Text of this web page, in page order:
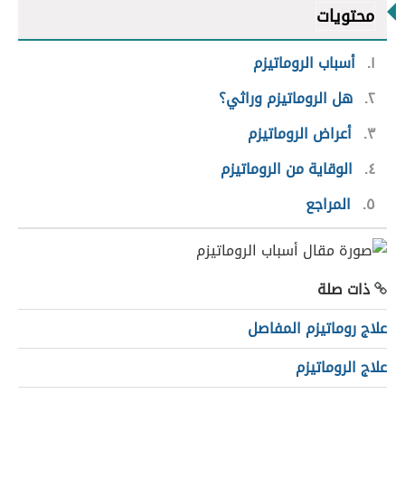
محتويات
١ أسباب الروماتيزم
٢ هل الروماتيزم وراثي؟
٣ أعراض الروماتيزم
٤
الوقاية من الروماتيزم
٥
المراجع
ذات صلة
علاج روماتيزم المفاصل
علاج الروماتيزم